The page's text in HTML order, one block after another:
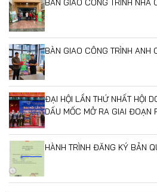
BÀN GIAO CÔNG TRÌNH NHÀ
BÀN GIAO CÔNG TRÌNH ANH
ĐẠI HỘI LẦN THỨ NHẤT HỘI
DẤU MỐC MỞ RA GIAI ĐOẠN
HÀNH TRÌNH ĐĂNG KÝ BẢN